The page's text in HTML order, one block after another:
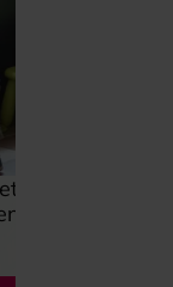
koffietafels